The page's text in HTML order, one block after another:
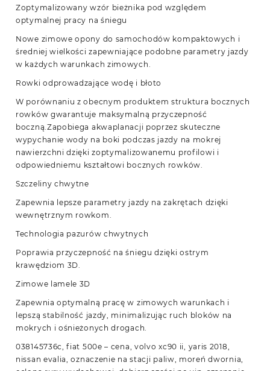
Zoptymalizowany wzór bieżnika pod względem
optymalnej pracy na śniegu
Nowe zimowe opony do samochodów kompaktowych i
średniej wielkości zapewniające podobne parametry jazdy
w każdych warunkach zimowych.
Rowki odprowadzające wodę i błoto
W porównaniu z obecnym produktem struktura bocznych
rowków gwarantuje maksymalną przyczepność
boczną.Zapobiega akwaplanacji poprzez skuteczne
wypychanie wody na boki podczas jazdy na mokrej
nawierzchni dzięki zoptymalizowanemu profilowi i
odpowiedniemu kształtowi bocznych rowków.
Szczeliny chwytne
Zapewnia lepsze parametry jazdy na zakrętach dzięki
wewnętrznym rowkom.
Technologia pazurów chwytnych
Poprawia przyczepność na śniegu dzięki ostrym
krawędziom 3D.
Zimowe lamele 3D
Zapewnia optymalną pracę w zimowych warunkach i
lepszą stabilność jazdy, minimalizując ruch bloków na
mokrych i ośnieżonych drogach.
038145736c, fiat 500e – cena, volvo xc90 ii, yaris 2018,
nissan evalia, oznaczenie na stacji paliw, moreń dwornia,